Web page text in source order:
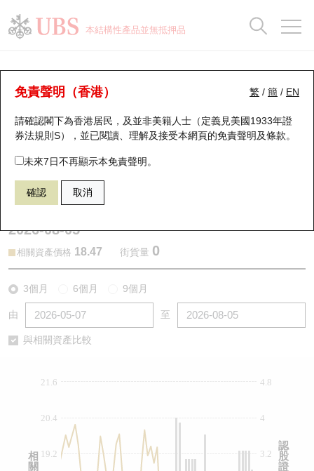
本結構性產品並無抵押品
繁 / 簡 / EN
免責聲明（香港）
請確認閣下為香港居民，及並非美籍人士（定義見美國1933年證
券法規則S），並已閱讀、理解及接受本網頁的免責聲明及條款。
未來7日不再顯示本免責聲明。
確認 取消
認股證分析儀
表現 街貨統計 比較
28037 瑞銀認購 3993 洛陽鉬業
2026-08-05
相關資產價格 18.47 街貨量 0
3個月 6個月 9個月
由 至
與相關資產比較
3.2
4
4.8
19.2
20.4
21.6
認
股
證
相
關
瑞銀認股證一覽
新發行瑞銀認股證
即將到期認股證
認股證到期結算價查詢
認股證分析儀
認股證/牛熊證日誌
街貨統計
比較
牛熊全景快搜
牛熊證搜尋
牛熊證街貨分佈圖
正股牛熊證列表
新發行瑞銀牛熊證
牛熊證到期結算價查詢
牛熊證文件及公告
街貨統計
比較
十大升幅/跌幅
十大認股證成交分佈
十天股證佔大市成交
資金流
街貨統計
正股分析儀
二十大活躍股份
恒指成份股
國指成份股
科指成份股
中資ETFs溢價比較
持股比重
顯示所有持股比重
每月輪證大市專題
輪證專欄
講座及教育短片
認股證投資者教育
牛熊證投資者教育